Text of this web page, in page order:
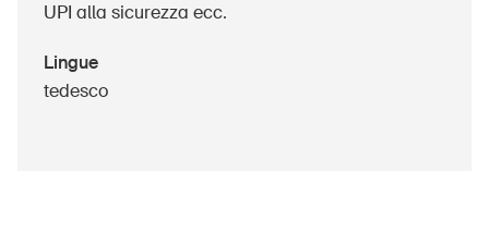
UPI alla sicurezza ecc.
Lingue
tedesco